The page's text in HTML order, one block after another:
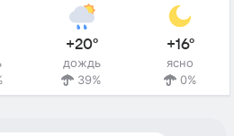
+20°
дождь
39%
+16°
ясно
0%